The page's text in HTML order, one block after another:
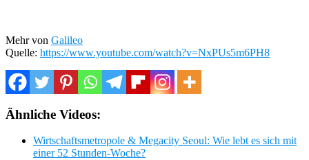
Mehr von Galileo
Quelle: https://www.youtube.com/watch?v=NxPUs5m6PH8
Ähnliche Videos:
Wirtschaftsmetropole & Megacity Seoul: Wie lebt es sich mit
einer 52 Stunden-Woche?